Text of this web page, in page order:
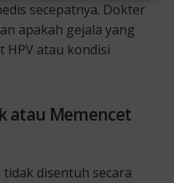
secepatnya. Dokter
apakah gejala yang
HPV atau kondisi
atau Memencet
disentuh secara